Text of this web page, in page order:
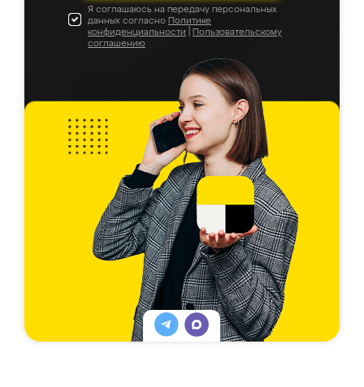
Я соглашаюсь на передачу персональных
данных согласно Политике
конфиденциальности
Пользовательскому
соглашению